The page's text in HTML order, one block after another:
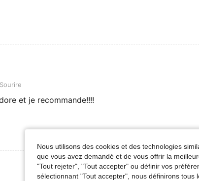
Sourire
et je recommande!!!!
Voir Plus D'avis
Nous utilisons des cookies et des technologies
que vous avez demandé et de vous offrir la
"Tout rejeter", "Tout accepter" ou définir vos
sélectionnant "Tout accepter", nous définirons